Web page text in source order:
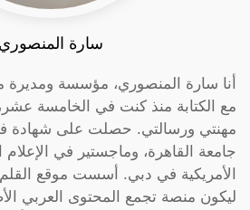
سارة المنصوري
أنا سارة المنصوري، مؤسسة ومديرة
مع الكتابة منذ كنت في الخامسة
مهنتي ورسالتي. حصلت على شهادة
جامعة القاهرة، وماجستير في
الأمريكية في دبي. أسست موقع
ليكون منصة تجمع المحتوى العربي